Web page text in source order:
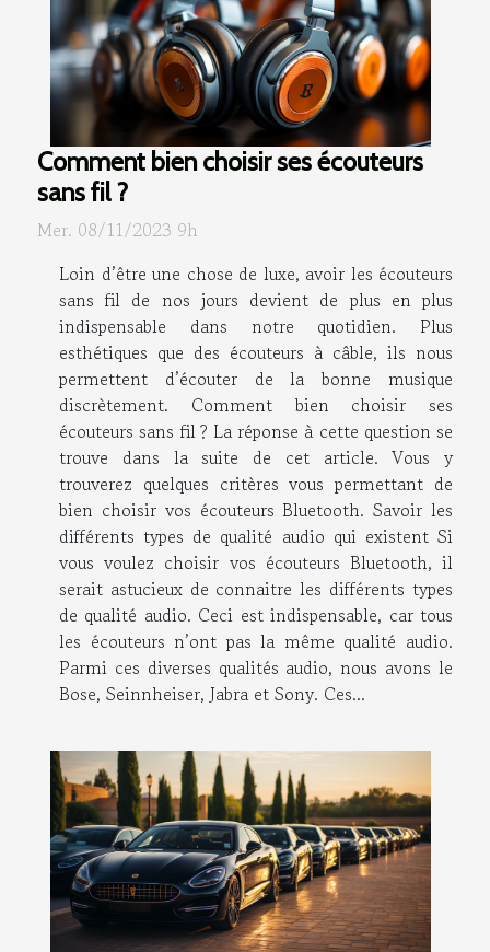
Comment bien choisir ses écouteurs
sans fil ?
Mer. 08/11/2023 9h
Loin d’être une chose de luxe, avoir les écouteurs
sans fil de nos jours devient de plus en plus
indispensable dans notre quotidien. Plus
esthétiques que des écouteurs à câble, ils nous
permettent d’écouter de la bonne musique
discrètement. Comment bien choisir ses
écouteurs sans fil ? La réponse à cette question se
trouve dans la suite de cet article. Vous y
trouverez quelques critères vous permettant de
bien choisir vos écouteurs Bluetooth. Savoir les
différents types de qualité audio qui existent Si
vous voulez choisir vos écouteurs Bluetooth, il
serait astucieux de connaitre les différents types
de qualité audio. Ceci est indispensable, car tous
les écouteurs n’ont pas la même qualité audio.
Parmi ces diverses qualités audio, nous avons le
Bose, Seinnheiser, Jabra et Sony. Ces...